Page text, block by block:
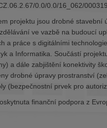
0.0/0.0/16_062/
projektu jsou drobné
ve vazbě na budoucí
a práce s digitálními
a Informatika. Součástí
a dále zabjištění konektivity
drobné úpravy prostranství
(bezpečnostní prvek pro
finanční podpora z